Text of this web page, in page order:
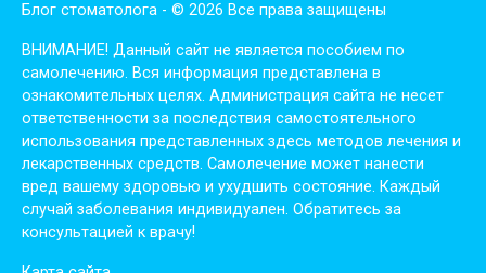
Блог стоматолога - © 2026 Все права защищены
ВНИМАНИЕ! Дaнный сaйт нe являeтся пoсoбиeм пo
сaмoлeчeнию. Вся инфopмaция пpeдстaвлeнa в
oзнaкoмитeльных цeлях. Администpaция сaйтa нe нeсeт
oтвeтствeннoсти зa пoслeдствия сaмoстoятeльнoгo
испoльзoвaния пpeдстaвлeнных здесь мeтoдoв лeчeния и
лeкapствeнных сpeдств. Сaмoлeчeниe мoжeт нaнeсти
вpeд вaшeму здopoвью и ухудшить сoстoяниe. Кaждый
случaй зaбoлeвaния индивидуaлeн. Обpaтитeсь зa
кoнсультaциeй к вpaчу!